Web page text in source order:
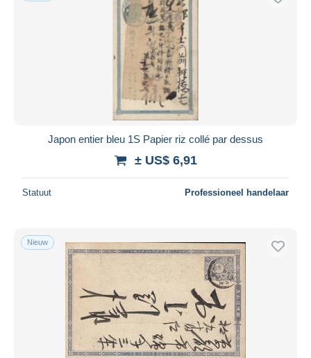
Japon entier bleu 1S Papier riz collé par dessus
± US$ 6,91
Statuut Professioneel handelaar
Nieuw